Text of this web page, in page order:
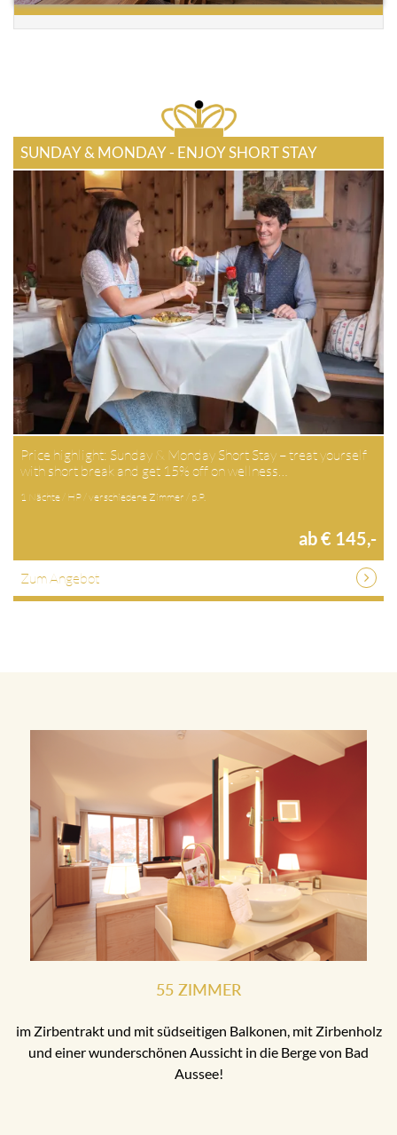
SUNDAY & MONDAY - ENJOY SHORT STAY
Price highlight: Sunday & Monday Short Stay – treat yourself
with short break and get 15% off on wellness…
1 Nächte / HP / verschiedene Zimmer / p.P.
ab € 145,-
Zum Angebot
55 ZIMMER
im Zirbentrakt und mit südseitigen Balkonen, mit Zirbenholz
und einer wunderschönen Aussicht in die Berge von Bad
Aussee!